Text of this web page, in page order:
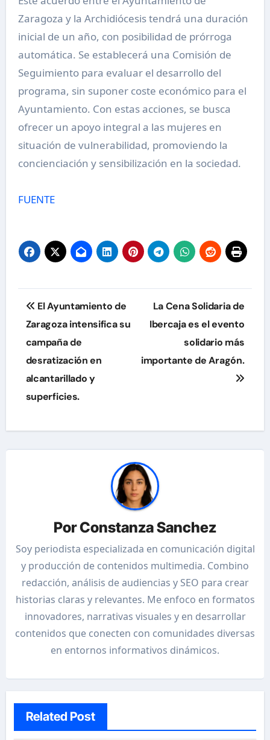
Zaragoza y la Archidiócesis tendrá una duración
inicial de un año, con posibilidad de prórroga
automática. Se establecerá una Comisión de
Seguimiento para evaluar el desarrollo del
programa, sin suponer coste económico para el
Ayuntamiento. Con estas acciones, se busca
ofrecer un apoyo integral a las mujeres en
situación de vulnerabilidad, promoviendo la
concienciación y sensibilización en la sociedad.
FUENTE
Navegación
de
entradas
El Ayuntamiento de
Zaragoza intensifica su
campaña de
desratización en
alcantarillado y
superficies.
La Cena Solidaria de
Ibercaja es el evento
solidario más
importante de Aragón.
PorConstanza Sanchez
Soy periodista especializada en comunicación digital
y producción de contenidos multimedia. Combino
redacción, análisis de audiencias y SEO para crear
historias claras y relevantes. Me enfoco en formatos
innovadores, narrativas visuales y en desarrollar
contenidos que conecten con comunidades diversas
en entornos informativos dinámicos.
Related Post